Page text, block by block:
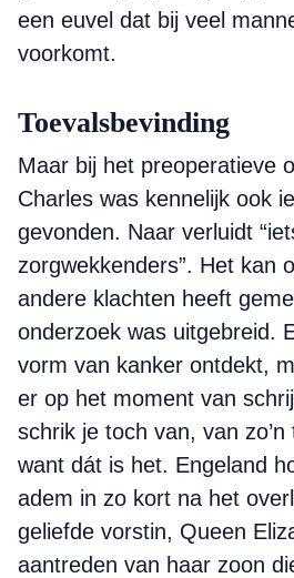
een euvel dat bij veel
voorkomt.
Toevalsbevinding
Maar bij het preoperatieve
Charles was kennelijk ook
gevonden. Naar verluidt
zorgwekkenders”. Het kan
andere klachten heeft
onderzoek was uitgebreid.
vorm van kanker ontdekt,
er op het moment van
schrik je toch van, van zo’n
want dát is het. Engeland
adem in zo kort na het
geliefde vorstin, Queen
aantreden van haar zoon